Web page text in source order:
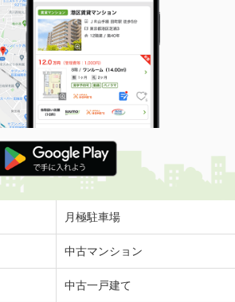
月極駐車場
中古マンション
中古一戸建て